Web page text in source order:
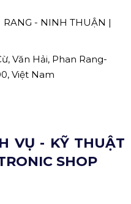
RANG - NINH THUẬN |
Văn Hải, Phan Rang-
Việt Nam
VỤ - KỸ THUẬT
SHOP